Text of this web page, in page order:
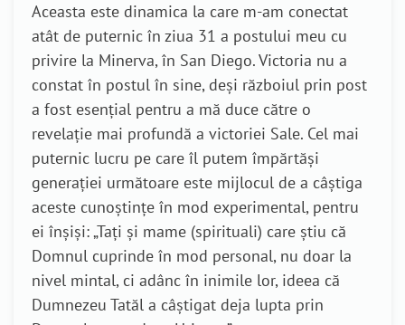
Aceasta este dinamica la care m-am conectat
atât de puternic în ziua 31 a postului meu cu
privire la Minerva, în San Diego. Victoria nu a
constat în postul în sine, deși războiul prin post
a fost esențial pentru a mă duce către o
revelație mai profundă a victoriei Sale. Cel mai
puternic lucru pe care îl putem împărtăși
generației următoare este mijlocul de a câștiga
aceste cunoștințe în mod experimental, pentru
ei înșiși: „Tați și mame (spirituali) care știu că
Domnul cuprinde în mod personal, nu doar la
nivel mintal, ci adânc în inimile lor, ideea că
Dumnezeu Tatăl a câștigat deja lupta prin